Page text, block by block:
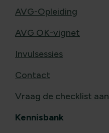
AVG-Opleiding
AVG OK-vignet
Invulsessies
Contact
Vraag de checklist aan
Kennisbank